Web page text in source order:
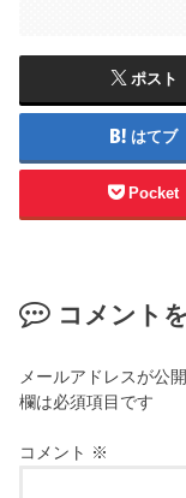
ポスト
はてブ
Pocket
コメント
メールアドレスが公
欄は必須項目です
コメント ※